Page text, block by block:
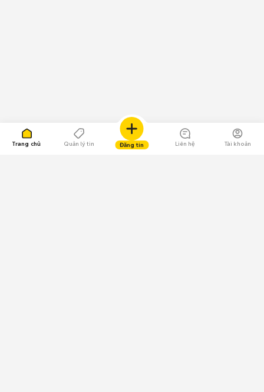
Trang chủ Quản lý tin Đăng tin Liên hệ Tài khoản